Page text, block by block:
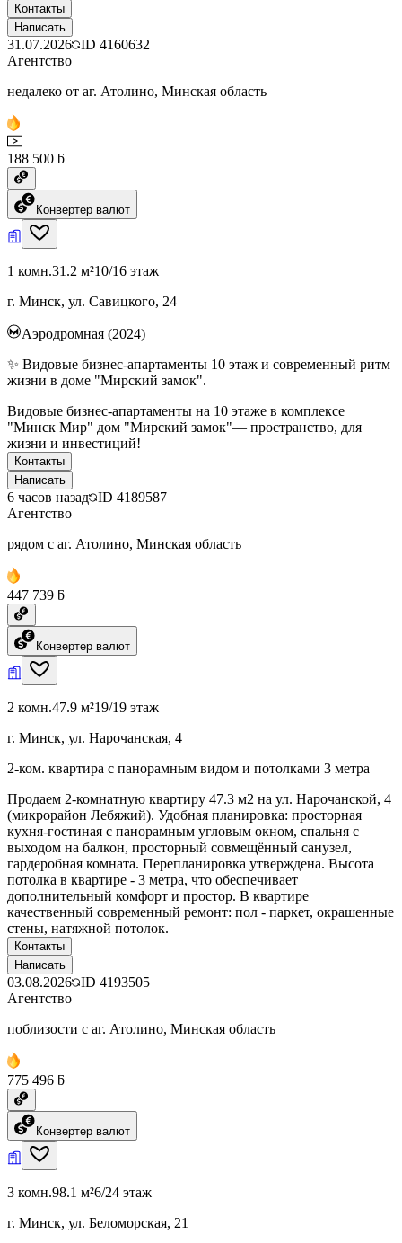
Контакты
Написать
31.07.2026 ID 4160632
Агентство
недалеко от аг. Атолино, Минская область
188 500 ƃ
Конвертер валют
1 комн.31.2 м²10/16 этаж
г. Минск, ул. Савицкого, 24
Аэродромная (2024)
✨ Видовые бизнес-апартаменты 10 этаж и современный ритм
жизни в доме "Мирский замок".
Видовые бизнес-апартаменты на 10 этаже в комплексе
"Минск Мир" дом "Мирский замок"— пространство, для
жизни и инвестиций!
Контакты
Написать
6 часов назад ID 4189587
Агентство
рядом с аг. Атолино, Минская область
447 739 ƃ
Конвертер валют
2 комн.47.9 м²19/19 этаж
г. Минск, ул. Нарочанская, 4
2-ком. квартира с панорамным видом и потолками 3 метра
Продаем 2-комнатную квартиру 47.3 м2 на ул. Нарочанской, 4
(микрорайон Лебяжий). Удобная планировка: просторная
кухня-гостиная с панорамным угловым окном, спальня с
выходом на балкон, просторный совмещённый санузел,
гардеробная комната. Перепланировка утверждена. Высота
потолка в квартире - 3 метра, что обеспечивает
дополнительный комфорт и простор. В квартире
качественный современный ремонт: пол - паркет, окрашенные
стены, натяжной потолок.
Контакты
Написать
03.08.2026 ID 4193505
Агентство
поблизости с аг. Атолино, Минская область
775 496 ƃ
Конвертер валют
3 комн.98.1 м²6/24 этаж
г. Минск, ул. Беломорская, 21